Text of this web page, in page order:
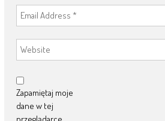
Zapamiętaj moje
dane w tej